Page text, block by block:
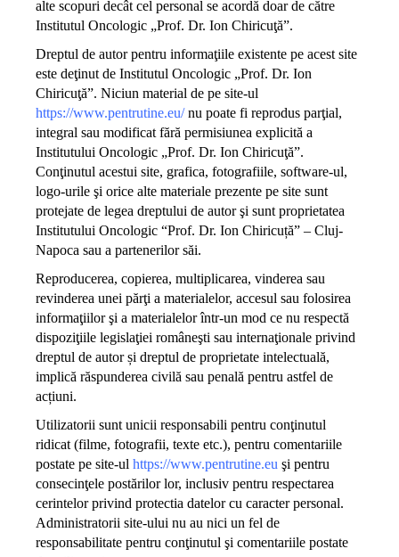
alte scopuri decât cel personal se acordă doar de către
Institutul Oncologic „Prof. Dr. Ion Chiricuţă”.
Dreptul de autor pentru informaţiile existente pe acest site
este deţinut de Institutul Oncologic „Prof. Dr. Ion
Chiricuţă”. Niciun material de pe site-ul
https://www.pentrutine.eu/nu poate fi reprodus parţial,
integral sau modificat fără permisiunea explicită a
Institutului Oncologic „Prof. Dr. Ion Chiricuţă”.
Conţinutul acestui site, grafica, fotografiile, software-ul,
logo-urile şi orice alte materiale prezente pe site sunt
protejate de legea dreptului de autor şi sunt proprietatea
Institutului Oncologic “Prof. Dr. Ion Chiricuță” – Cluj-
Napoca sau a partenerilor săi.
Reproducerea, copierea, multiplicarea, vinderea sau
revinderea unei părţi a materialelor, accesul sau folosirea
informaţiilor şi a materialelor într-un mod ce nu respectă
dispoziţiile legislaţiei româneşti sau internaţionale privind
dreptul de autor și dreptul de proprietate intelectuală,
implică răspunderea civilă sau penală pentru astfel de
acțiuni.
Utilizatorii sunt unicii responsabili pentru conţinutul
ridicat (filme, fotografii, texte etc.), pentru comentariile
postate pe site-ul https://www.pentrutine.eu şi pentru
consecinţele postărilor lor, inclusiv pentru respectarea
cerintelor privind protectia datelor cu caracter personal.
Administratorii site-ului nu au nici un fel de
responsabilitate pentru conţinutul şi comentariile postate